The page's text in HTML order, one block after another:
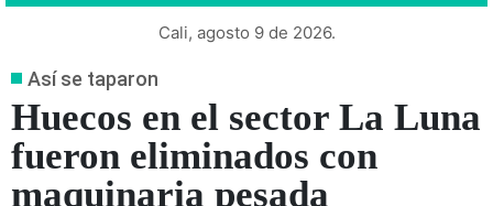
Cali, agosto 9 de 2026.
Así se taparon
Huecos en el sector La Luna
fueron eliminados con
maquinaria pesada